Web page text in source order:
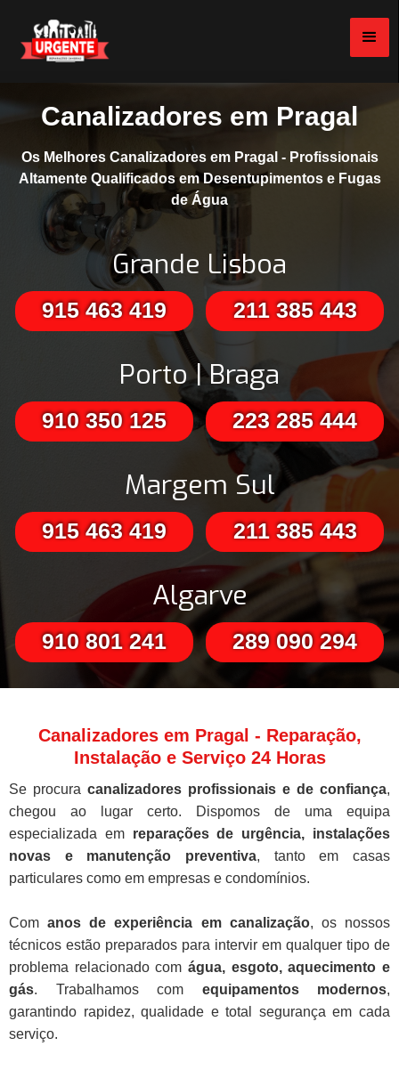
Canalizadores em Pragal
Os Melhores Canalizadores em Pragal - Profissionais
Altamente Qualificados em Desentupimentos e Fugas
de Água
Grande Lisboa
915 463 419 211 385 443
Porto | Braga
910 350 125 223 285 444
Margem Sul
915 463 419 211 385 443
Algarve
910 801 241 289 090 294
Canalizadores em Pragal - Reparação,
Instalação e Serviço 24 Horas
Se procura canalizadores profissionais e de confiança,
chegou ao lugar certo. Dispomos de uma equipa
especializada em reparações de urgência, instalações
novas e manutenção preventiva, tanto em casas
particulares como em empresas e condomínios.
Comanos de experiência em canalização, os nossos
técnicos estão preparados para intervir em qualquer tipo de
problema relacionado com água, esgoto, aquecimento e
gás. Trabalhamos com equipamentos modernos,
garantindo rapidez, qualidade e total segurança em cada
serviço.